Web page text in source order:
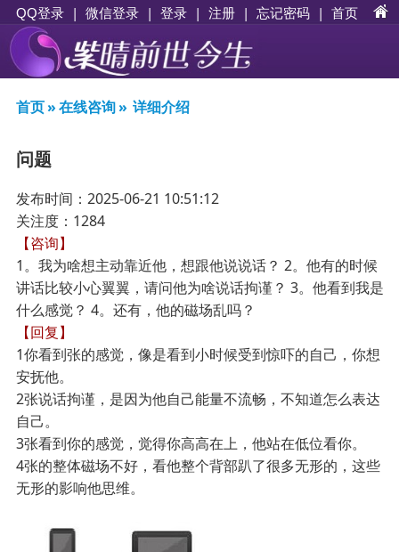
QQ登录 | 微信登录 | 登录 | 注册 | 忘记密码 | 首页
首页»在线咨询» 详细介绍
问题
发布时间：2025-06-21 10:51:12
关注度：1284
【咨询】
1。我为啥想主动靠近他，想跟他说说话？ 2。他有的时候
讲话比较小心翼翼，请问他为啥说话拘谨？ 3。他看到我是
什么感觉？ 4。还有，他的磁场乱吗？
【回复】
1你看到张的感觉，像是看到小时候受到惊吓的自己，你想
安抚他。
2张说话拘谨，是因为他自己能量不流畅，不知道怎么表达
自己。
3张看到你的感觉，觉得你高高在上，他站在低位看你。
4张的整体磁场不好，看他整个背部趴了很多无形的，这些
无形的影响他思维。